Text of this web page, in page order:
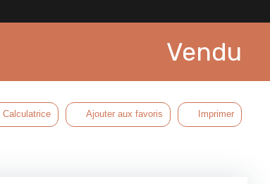
Vendu
Calculatrice Ajouter aux favoris Imprimer